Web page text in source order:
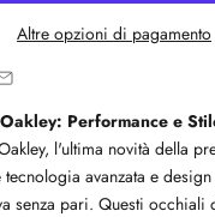
Altre opzioni di pagamento
Performance e
l'ultima novità della
tecnologia avanzata e
senza pari. Questi occhiali